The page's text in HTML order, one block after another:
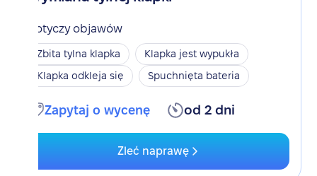
Dotyczy objawów
Zbita tylna klapka
Klapka jest wypukła
Klapka odkleja się
Spuchnięta bateria
Zapytaj o wycenę od 2 dni
Zleć naprawę